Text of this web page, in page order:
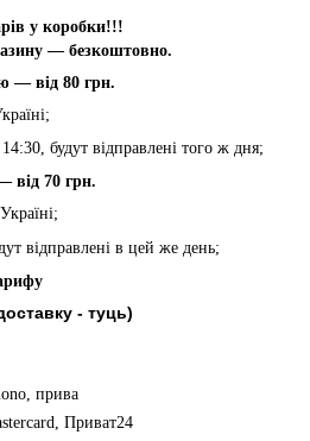
у коробки!!!
— безкоштовно.
— від 80 грн.
будут відправлені того ж дня;
від 70 грн.
відправлені в цей же день;
- туць)
прива
Приват24